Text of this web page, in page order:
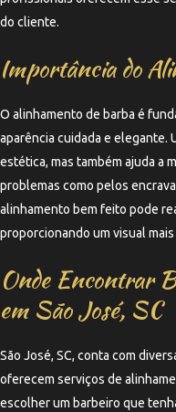
do cliente.
Importância do
O alinhamento de barba é
aparência cuidada e elegante.
estética, mas também ajuda a
problemas como pelos
alinhamento bem feito pode
proporcionando um visual
Onde Encontrar
em São José, SC
São José, SC, conta com
oferecem serviços de
escolher um barbeiro que